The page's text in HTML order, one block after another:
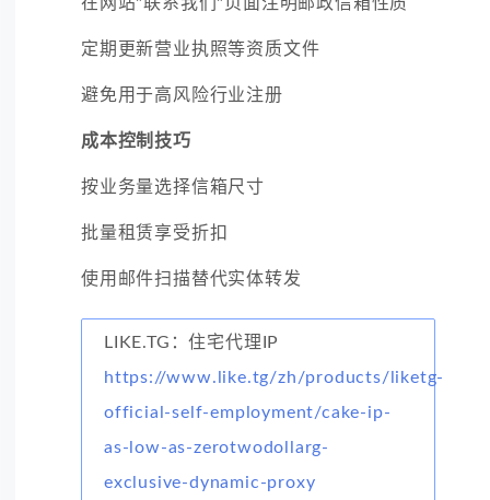
定期更新营业执照等资质文件
避免用于高风险行业注册
成本控制技巧
按业务量选择信箱尺寸
批量租赁享受折扣
使用邮件扫描替代实体转发
LIKE.TG：住宅代理IP
https://www.like.tg/zh/products/liketg-
official-self-employment/cake-ip-
as-low-as-zerotwodollarg-
exclusive-dynamic-proxy